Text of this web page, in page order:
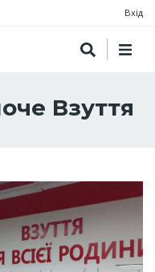
Вхід
Взуття